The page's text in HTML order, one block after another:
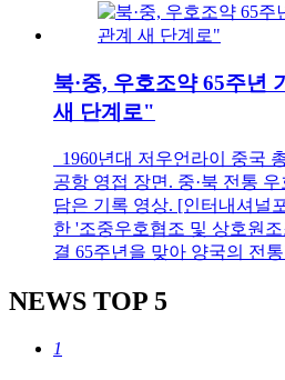
북·중, 우호조약 65주년
새 단계로"
1960년대 저우언라이 중국
공항 영접 장면. 중·북 전통
담은 기록 영상. [인터내셔널
한 '조중우호협조 및 상호원
결 65주년을 맞아 양국의 전
NEWS TOP 5
1